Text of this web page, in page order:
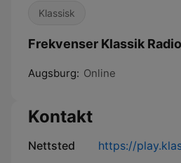
Klassisk
Frekvenser Klassik
Augsburg: Online
Kontakt
Nettsted https://